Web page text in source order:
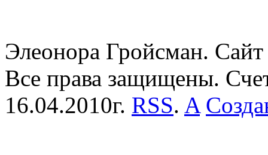
Элеонора Гройсман.
Все права защищены.
16.04.2010г. RSS. A